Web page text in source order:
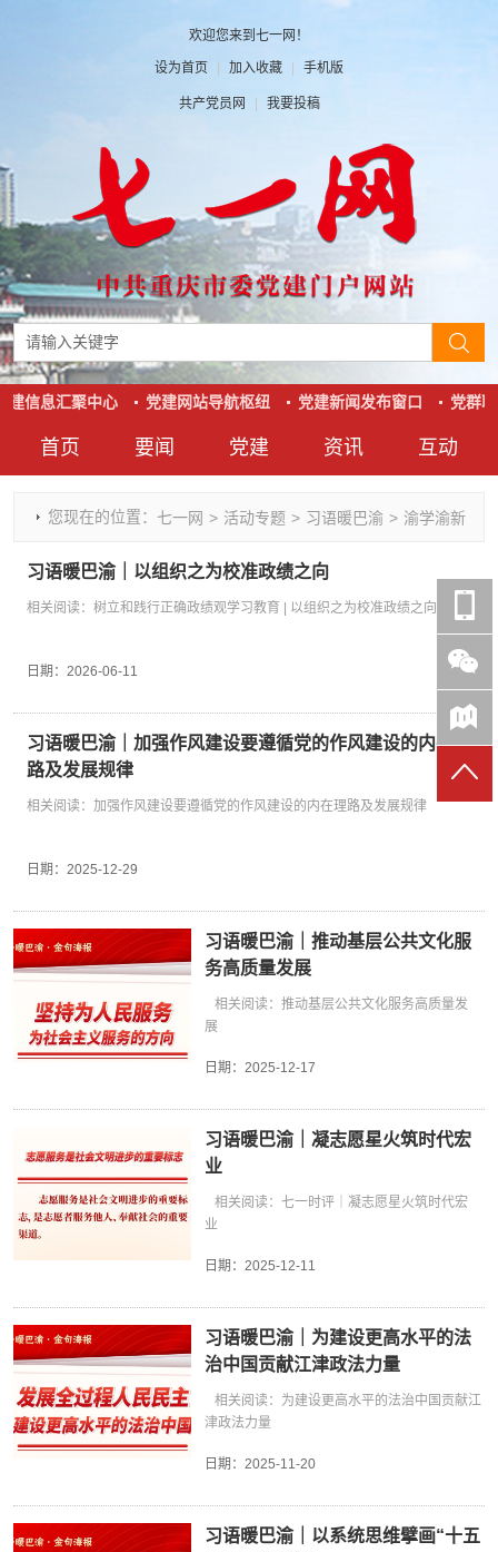
欢迎您来到七一网！
设为首页 | 加入收藏 | 手机版
共产党员网 | 我要投稿
首页 要闻
时政要闻
重庆市领导活动报道集
干部任免
党建
党建动态
干部工作
人才工作
资讯
热点关注
学习思考
党刊好文
互动
红岩评论
七一视频
七一文学
信息汇聚中心 党建网站导航枢纽 党建新闻发布窗口 党群
您现在的位置： 七一网 > 活动专题 > 习语暖巴渝 > 渝学渝新
习语暖巴渝｜以组织之为校准政绩之向
相关阅读：树立和践行正确政绩观学习教育 | 以组织之为校准政绩之向
日期： 2026-06-11
习语暖巴渝｜加强作风建设要​遵循党的作风建设的内在理
路及发展规律
相关阅读：加强作风建设要遵循党的作风建设的内在理路及发展规律
日期： 2025-12-29
习语暖巴渝｜推动基层公共文化服
务高质量发展
相关阅读：推动基层公共文化服务高质量发
展
日期： 2025-12-17
习语暖巴渝｜凝志愿星火筑时代宏
业
相关阅读：七一时评｜凝志愿星火筑时代宏
业
日期： 2025-12-11
习语暖巴渝｜为建设更高水平的法
治中国贡献江津政法力量
相关阅读：为建设更高水平的法治中国贡献江
津政法力量
日期： 2025-11-20
习语暖巴渝｜以系统思维擘画“十五